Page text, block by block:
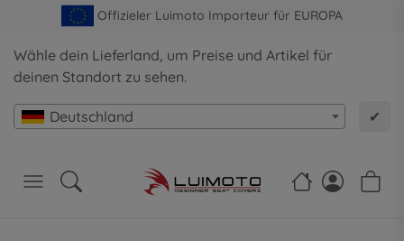
Offizieler Luimoto Importeur für EUROPA
Wähle dein Lieferland, um Preise und Artikel für
deinen Standort zu sehen.
Deutschland ✔